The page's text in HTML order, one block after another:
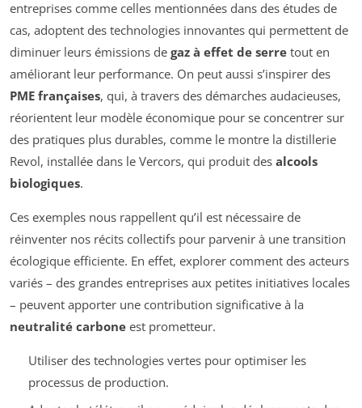
entreprises comme celles mentionnées dans des études de
cas, adoptent des technologies innovantes qui permettent de
diminuer leurs émissions de gaz à effet de serre tout en
améliorant leur performance. On peut aussi s’inspirer des
PME françaises, qui, à travers des démarches audacieuses,
réorientent leur modèle économique pour se concentrer sur
des pratiques plus durables, comme le montre la distillerie
Revol, installée dans le Vercors, qui produit des alcools
biologiques.
Ces exemples nous rappellent qu’il est nécessaire de
réinventer nos récits collectifs pour parvenir à une transition
écologique efficiente. En effet, explorer comment des acteurs
variés – des grandes entreprises aux petites initiatives locales
– peuvent apporter une contribution significative à la
neutralité carbone est prometteur.
Utiliser des technologies vertes pour optimiser les
processus de production.